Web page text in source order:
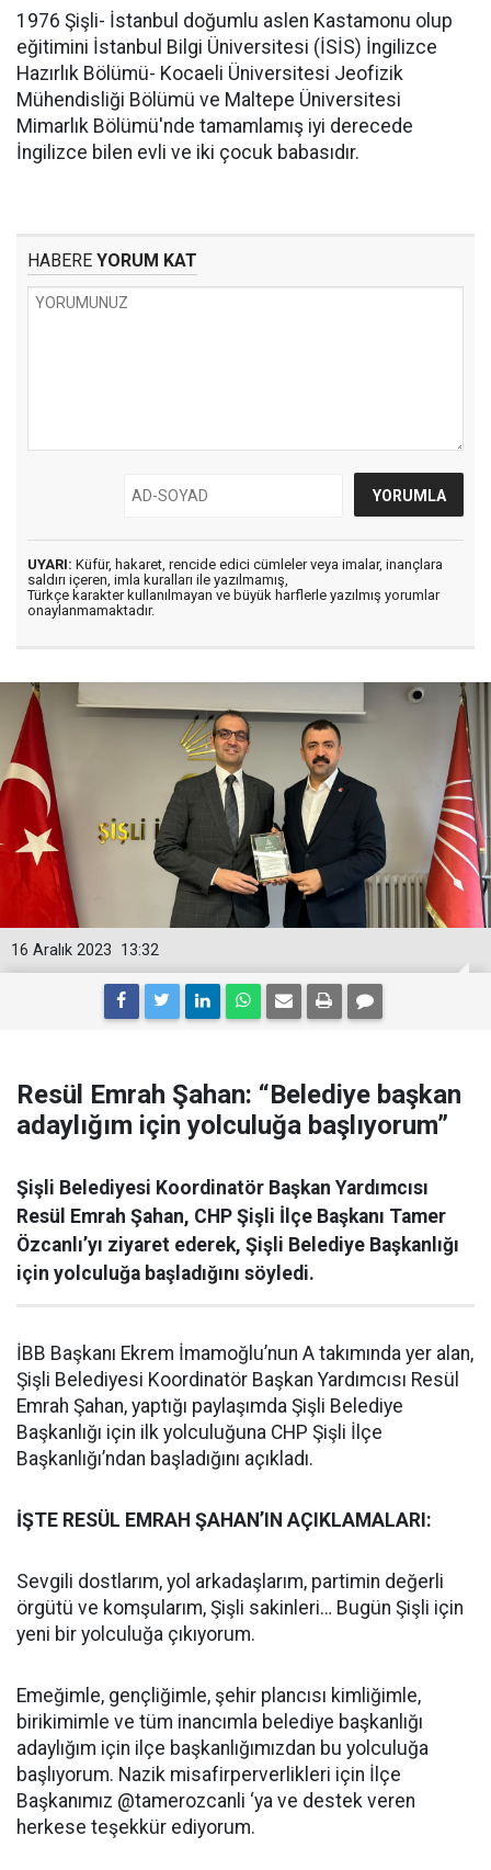
1976 Şişli- İstanbul doğumlu aslen Kastamonu olup
eğitimini İstanbul Bilgi Üniversitesi (İSİS) İngilizce
Hazırlık Bölümü- Kocaeli Üniversitesi Jeofizik
Mühendisliği Bölümü ve Maltepe Üniversitesi
Mimarlık Bölümü'nde tamamlamış iyi derecede
İngilizce bilen evli ve iki çocuk babasıdır.
HABERE YORUM KAT
UYARI: Küfür, hakaret, rencide edici cümleler veya imalar, inançlara
saldırı içeren, imla kuralları ile yazılmamış,
Türkçe karakter kullanılmayan ve büyük harflerle yazılmış yorumlar
onaylanmamaktadır.
13:32
16 Aralık 2023
Resül Emrah Şahan: “Belediye başkan
adaylığım için yolculuğa başlıyorum”
Şişli Belediyesi Koordinatör Başkan Yardımcısı
Resül Emrah Şahan, CHP Şişli İlçe Başkanı Tamer
Özcanlı’yı ziyaret ederek, Şişli Belediye Başkanlığı
için yolculuğa başladığını söyledi.
İBB Başkanı Ekrem İmamoğlu’nun A takımında yer alan,
Şişli Belediyesi Koordinatör Başkan Yardımcısı Resül
Emrah Şahan, yaptığı paylaşımda Şişli Belediye
Başkanlığı için ilk yolculuğuna CHP Şişli İlçe
Başkanlığı’ndan başladığını açıkladı.
İŞTE RESÜL EMRAH ŞAHAN’IN AÇIKLAMALARI:
Sevgili dostlarım, yol arkadaşlarım, partimin değerli
örgütü ve komşularım, Şişli sakinleri… Bugün Şişli için
yeni bir yolculuğa çıkıyorum.
Emeğimle, gençliğimle, şehir plancısı kimliğimle,
birikimimle ve tüm inancımla belediye başkanlığı
adaylığım için ilçe başkanlığımızdan bu yolculuğa
başlıyorum. Nazik misafirperverlikleri için İlçe
Başkanımız @tamerozcanli ‘ya ve destek veren
herkese teşekkür ediyorum.